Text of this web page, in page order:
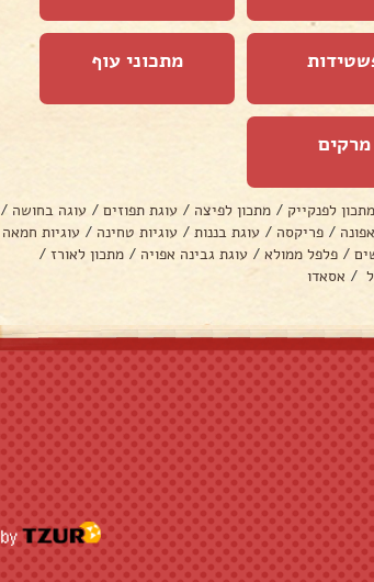
מתכוני עוף
מרקים
מתכון לפנקייק / מתכון לפיצה / עוגת תפוזים / עוגה בחושה /
/ פריקסה / עוגת בננות / עוגיות טחינה / עוגיות חמאה
/ פלפל ממולא / עוגת גבינה אפויה / מתכון לאורז /
/ אסאדו